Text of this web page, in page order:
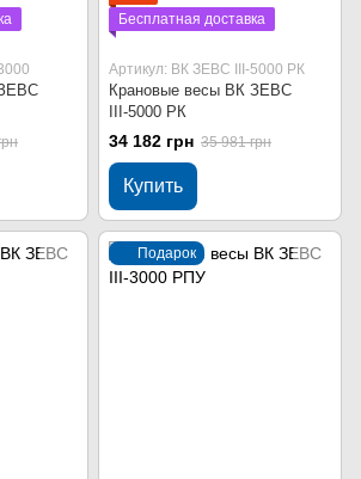
Бесплатная доставка
Артикул: ВК ЗЕВС ІІІ-5000 РК
Крановые весы ВК ЗЕВС
ІІІ-5000 РК
34 182 грн 35 981 грн
Купить
Подарок